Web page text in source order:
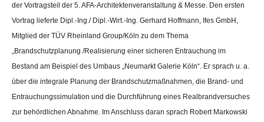
der Vortragsteil der 5. AFA-Architektenveranstaltung & Messe. Den ersten
Vortrag lieferte Dipl.-Ing./ Dipl.-Wirt.-Ing. Gerhard Hoffmann, Ifes GmbH,
Mitglied der TÜV Rheinland Group/Köln zu dem Thema
„Brandschutzplanung /Realisierung einer sicheren Entrauchung im
Bestand am Beispiel des Umbaus „Neumarkt Galerie Köln“. Er sprach u. a.
über die integrale Planung der Brandschutzmaßnahmen, die Brand- und
Entrauchungssimulation und die Durchführung eines Realbrandversuches
zur behördlichen Abnahme. Im Anschluss daran sprach Robert Markowski